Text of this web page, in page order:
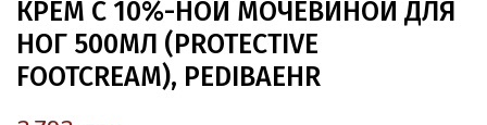
КРЕМ С 10%-НОЙ МОЧЕВИНОЙ ДЛЯ
НОГ 500МЛ (PROTECTIVE
FOOTCREAM), PEDIBAEHR